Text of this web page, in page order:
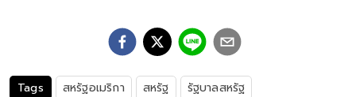
Tags สหรัฐอเมริกา สหรัฐ
รัฐบาลสหรัฐ